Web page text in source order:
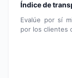
Índice de
Evalúe por sí
por los clientes